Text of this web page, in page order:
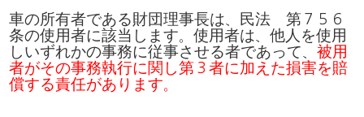
車の所有者である財団理事長は 民法 第 ７５６
条の使用者に該当 します。使用者は 、他人 を使用
しいずれかの事務に従事させる者であって 、被用
者がその事務執行に 関 し第 ３者に加 えた損害を賠
償する責任があります。